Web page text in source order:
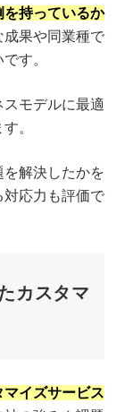
持っているか
成果や同業種で
す。
モデルに最適
。
解決したかを
応力も評価で
カスタマ
イズサービス